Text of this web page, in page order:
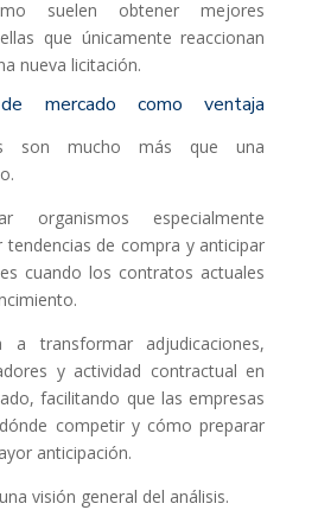
suelen obtener mejores
que únicamente reaccionan
nueva licitación.
mercado como ventaja
son mucho más que una
organismos especialmente
tendencias de compra y anticipar
cuando los contratos actuales
a transformar adjudicaciones,
y actividad contractual en
facilitando que las empresas
competir y cómo preparar
anticipación.
visión general del análisis.